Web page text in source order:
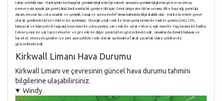
takip edebilirsiniz. Haritadaki herhangi bir geminin bilgilerini öğrenmek amacıyla geminin bilgilerini gösteren detay
penceresini açmak için gemi takip haritasında bir gemiye tıklayın. Gemi simgesine tıklarsasanız, ülke bayrağı, gemi tipi,
durum, mevcut hız, rota, uzunluk ve genişlik, tonajı ve ayrıca hedef liman hakkında bilgi alabilirsiniz. Harita üzerinde genel
olarak gemilerin türleri renkler ile ayrılmıştır. Örneğin yeşil renk ile ticari gemi, kırmızı ile tanker gemisi (LNG, LPG,
kimyasal ve ham petrol taşıyan), koyu mavi ile yolcu gemisi, sarı renk ile sürat teknesi, açık mavi ile Tug, turuncu ile balıkçı
teknesi, mor ile yat tarzı tekneler ve gri renk ile diğer gemi türleri gösterilmektedir. Limanlarda demirli bulunan ve
hareket etmeyen gemiler ise yine aynı şekilde renk olarak ayrılmakta fakat yuvarlak daire şekilleri ile
gösterilmektedir.
Kirkwall Limanı Hava Durumu
Kirkwall Limanı ve çevresinin güncel hava durumu tahmini
bilgilerine ulaşabilirsiniz.
Windy